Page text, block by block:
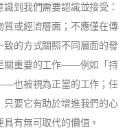
到我們需要認識並接受：
或經濟層面；不應僅在傳
的方式關照不同層面的發
關重要的工作——例如「持
也被視為正當的工作；任
要它有助於增進我們的心
有無可取代的價值。